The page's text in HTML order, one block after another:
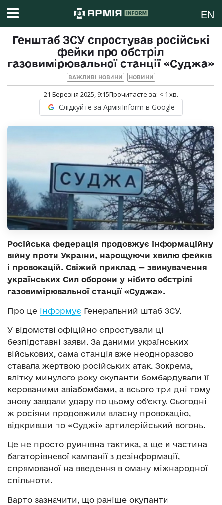
EN
Генштаб ЗСУ спростував російські
фейки про обстріл
газовимірювальної станції «Суджа»
ВАЖЛИВІ НОВИНИ НОВИНИ
21 Березня 2025, 9:15Прочитаєте за: < 1 хв.
Слідкуйте за АрміяInform в Google
Російська федерація продовжує інформаційну
війну проти України, нарощуючи хвилю фейків
і провокацій. Свіжий приклад — звинувачення
українських Сил оборони у нібито обстрілі
газовимірювальної станції «Суджа».
Про це інформує Генеральний штаб ЗСУ.
У відомстві офіційно спростували ці
безпідставні заяви. За даними українських
військових, сама станція вже неодноразово
ставала жертвою російських атак. Зокрема,
влітку минулого року окупанти бомбардували її
керованими авіабомбами, а всього три дні тому
знову завдали удару по цьому об’єкту. Сьогодні
ж росіяни продовжили власну провокацію,
відкривши по «Суджі» артилерійський вогонь.
Це не просто руйнівна тактика, а ще й частина
багаторівневої кампанії з дезінформації,
спрямованої на введення в оману міжнародної
спільноти.
Варто зазначити, що раніше окупанти